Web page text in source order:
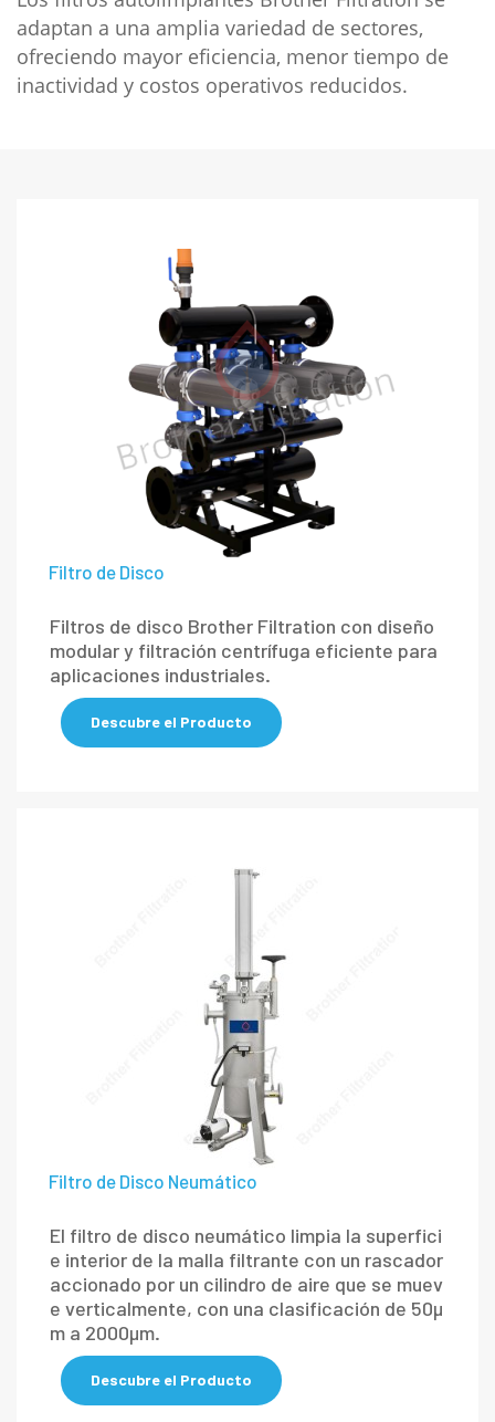
adaptan a una amplia variedad de sectores,
ofreciendo mayor eficiencia, menor tiempo de
inactividad y costos operativos reducidos.
Filtro de Disco
Filtros de disco Brother Filtration con diseño
modular y filtración centrífuga eficiente para
aplicaciones industriales.
Descubre el Producto
Filtro de Disco Neumático
El filtro de disco neumático limpia la superfici
e interior de la malla filtrante con un rascador
accionado por un cilindro de aire que se muev
e verticalmente, con una clasificación de 50μ
m a 2000μm.
Descubre el Producto